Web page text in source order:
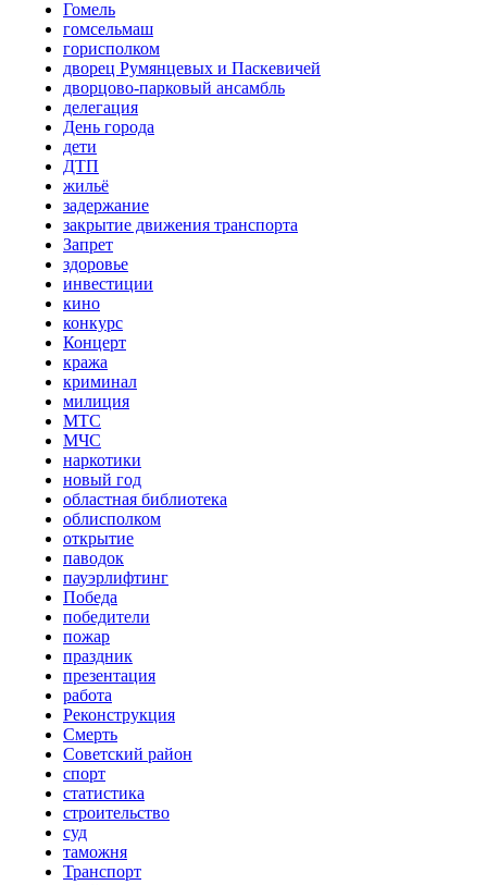
Гомель
гомсельмаш
горисполком
дворец Румянцевых и Паскевичей
дворцово-парковый ансамбль
делегация
День города
дети
ДТП
жильё
задержание
закрытие движения транспорта
Запрет
здоровье
инвестиции
кино
конкурс
Концерт
кража
криминал
милиция
МТС
МЧС
наркотики
новый год
областная библиотека
облисполком
открытие
паводок
пауэрлифтинг
Победа
победители
пожар
праздник
презентация
работа
Реконструкция
Смерть
Советский район
спорт
статистика
строительство
суд
таможня
Транспорт